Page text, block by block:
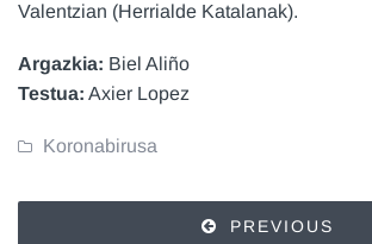
Valentzian (Herrialde Katalanak).
Argazkia: Biel Aliño
Testua: Axier Lopez
Koronabirusa
PREVIOUS